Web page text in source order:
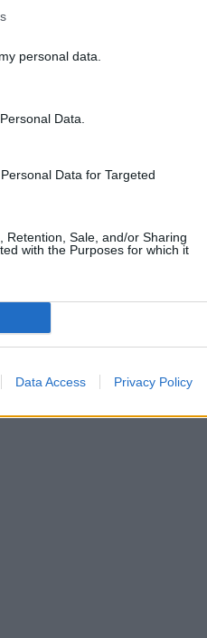
personal data.
Data.
Data for Targeted
Retention, Sale, and/or Sharing
with the Purposes for which it
Data Access Privacy Policy